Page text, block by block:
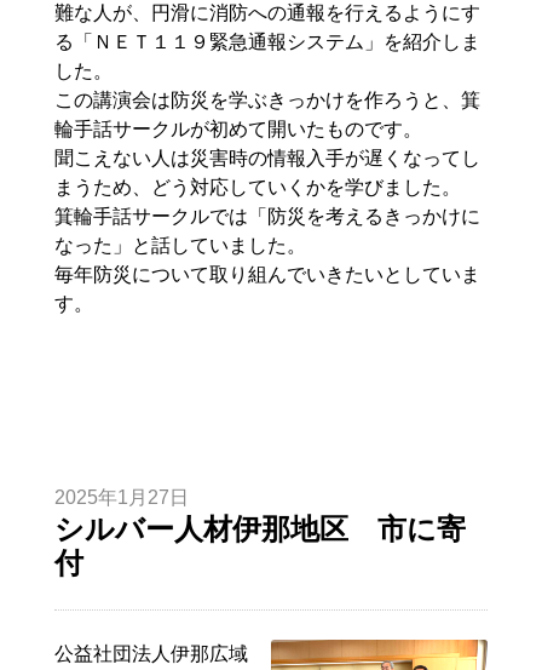
難な人が、円滑に消防への通報を行えるようにす
る「ＮＥＴ１１９緊急通報システム」を紹介しま
した。
この講演会は防災を学ぶきっかけを作ろうと、箕
輪手話サークルが初めて開いたものです。
聞こえない人は災害時の情報入手が遅くなってし
まうため、どう対応していくかを学びました。
箕輪手話サークルでは「防災を考えるきっかけに
なった」と話していました。
毎年防災について取り組んでいきたいとしていま
す。
2025年1月27日
シルバー人材伊那地区 市に寄
付
公益社団法人伊那広域